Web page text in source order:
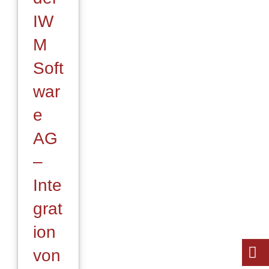
IW
M
Soft
war
e
AG
–
Inte
grat
ion
von